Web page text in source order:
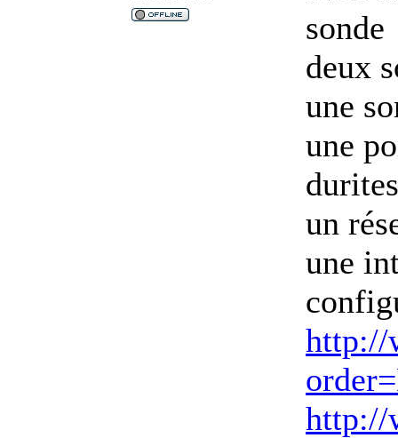
sonde
deux
une
une
durites
un
une
http://
http://